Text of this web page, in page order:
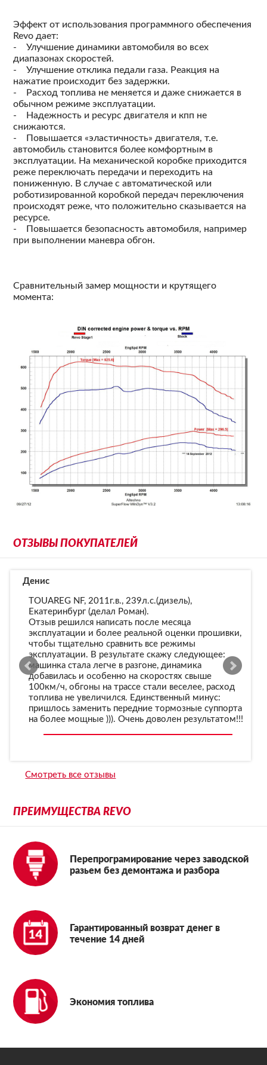
Эффект от использования программного обеспечения
Revo дает:
- Улучшение динамики автомобиля во всех
диапазонах скоростей.
- Улучшение отклика педали газа. Реакция на
нажатие происходит без задержки.
- Расход топлива не меняется и даже снижается в
обычном режиме эксплуатации.
- Надежность и ресурс двигателя и кпп не
снижаются.
- Повышается «эластичность» двигателя, т.е.
автомобиль становится более комфортным в
эксплуатации. На механической коробке приходится
реже переключать передачи и переходить на
пониженную. В случае с автоматической или
роботизированной коробкой передач переключения
происходят реже, что положительно сказывается на
ресурсе.
- Повышается безопасность автомобиля, например
при выполнении маневра обгон.
Сравнительный замер мощности и крутящего
момента:
ОТЗЫВЫ ПОКУПАТЕЛЕЙ
Денис
TOUAREG NF, 2011г.в., 239л.с.(дизель),
Екатеринбург (делал Роман).
Отзыв решился написать после месяца
эксплуатации и более реальной оценки прошивки,
чтобы тщательно сравнить все режимы
эксплуатации. В результате скажу следующее:
машинка стала легче в разгоне, динамика
добавилась и особенно на скоростях свыше
100км/ч, обгоны на трассе стали веселее, расход
топлива не увеличился. Единственный минус:
пришлось заменить передние тормозные суппорта
на более мощные ))). Очень доволен результатом!!!
Смотреть все отзывы
ПРЕИМУЩЕСТВА REVO
Перепрограмирование через заводской
разьем без демонтажа и разбора
Гарантированный возврат денег в
течение 14 дней
Экономия топлива